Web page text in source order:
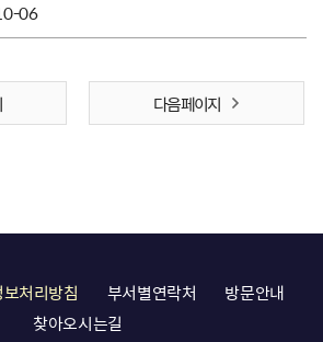
06
다음 페이지
처리방침 부서별연락처
방문안내
찾아오시는길